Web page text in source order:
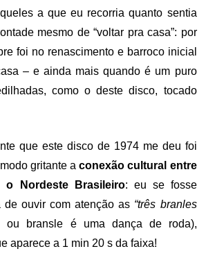
a que eu recorria quanto sentia
mesmo de “voltar pra casa”: por
foi no renascimento e barroco inicial
– e ainda mais quando é um puro
como o deste disco, tocado
que este disco de 1974 me deu foi
gritante aconexão cultural entre
o Nordeste Brasileiro: eu se fosse
de ouvir com atenção as “três branles
bransle é uma dança de roda),
aparece a 1 min 20 s da faixa!